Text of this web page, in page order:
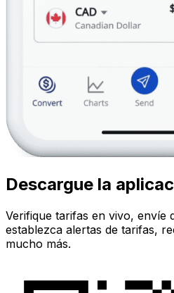
Descargue la
Verifique tarifas en vivo, envíe
establezca alertas de tarifas,
mucho más.